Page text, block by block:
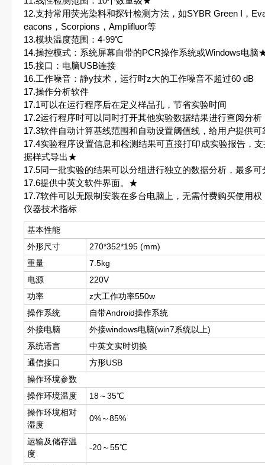
12.支持常用荧光染料和探针检测方法，如SYBR Green I，
eacons，Scorpions，Amplifluor等
13.模块温度范围：4-99℃
14.操控模式：系统屏幕自带的PCR操作系统或Windows电脑
15.接口：电脑USB连接
16.工作噪音：静y技术，运行时z大的工作噪音不超过60 dB
17.操作分析软件
17.1可以在运行程序后在定义样品孔，节省实验时间
17.2运行程序时可以同时打开其他实验数据结果进行查阅分析
17.3软件自动计算基线范围和自动设置阈值线，给用户提供
17.4实验程序设置信息和检测结果可直接打印成实验报告，
据样式导出★
17.5同一批实验的结果可以分组进行独立的数据分析，最多可
17.6提供中英文软件界面。★
17.7软件可以无限制安装在多台电脑上，无需付费购买使用
仪器技术指标
基本性能
外形尺寸
270*352*195 (mm)
重量
7.5kg
电源
220V
功率
z大工作功率550w
操作系统
自带Android操作系统
外接电脑
外接windows电脑(win7系统以上)
系统语言
中英文实时切换
通信接口
方形USB
操作环境参数
操作环境温度
18～35℃
操作环境相对
湿度
0%～85%
运输及储存温
度
-20～55℃